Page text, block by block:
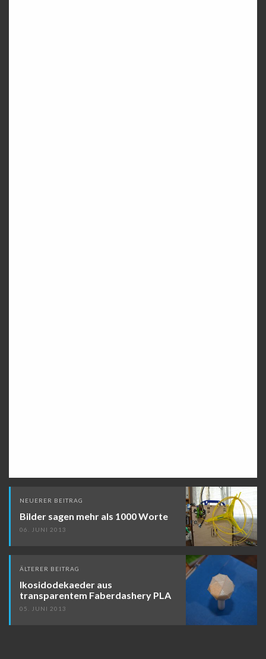
Beitragsnavigation
NEUERER BEITRAG
Bilder sagen mehr als 1000 Worte
06. JUNI 2013
ÄLTERER BEITRAG
Ikosidodekaeder aus
transparentem Faberdashery PLA
05. JUNI 2013